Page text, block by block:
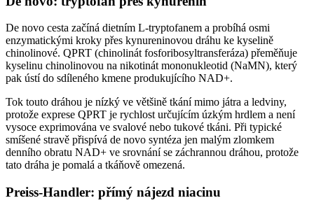
De novo cesta začíná dietním L-tryptofanem a probíhá osmi
enzymatickými kroky přes kynureninovou dráhu ke kyselině
chinolinové. QPRT (chinolinát fosforibosyltransferáza) přeměňuje
kyselinu chinolinovou na nikotinát mononukleotid (NaMN), který
pak ústí do sdíleného kmene produkujícího NAD+.
Tok touto dráhou je nízký ve většině tkání mimo játra a ledviny,
protože exprese QPRT je rychlost určujícím úzkým hrdlem a není
vysoce exprimována ve svalové nebo tukové tkáni. Při typické
smíšené stravě přispívá de novo syntéza jen malým zlomkem
denního obratu NAD+ ve srovnání se záchrannou dráhou, protože
tato dráha je pomalá a tkáňově omezená.
Preiss-Handler: přímý nájezd niacinu